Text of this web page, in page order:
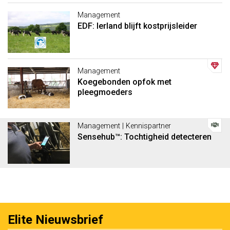
Management
EDF: Ierland blijft kostprijsleider
Management
Koegebonden opfok met
pleegmoeders
Management | Kennispartner
Sensehub™: Tochtigheid detecteren
Elite Nieuwsbrief